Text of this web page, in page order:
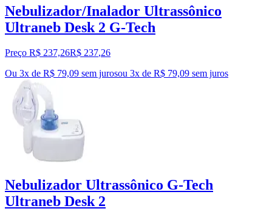
Nebulizador/Inalador Ultrassônico
Ultraneb Desk 2 G-Tech
Preço R$ 237,26R$ 237,26
Ou 3x de R$ 79,09 sem jurosou 3x de R$ 79,09 sem juros
Nebulizador Ultrassônico G-Tech
Ultraneb Desk 2